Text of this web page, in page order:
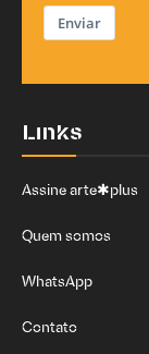
Enviar
Links
Assine arte✱plus
Quem somos
WhatsApp
Contato